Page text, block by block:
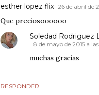
esther lopez flix 26 de abril de
Que preciosoooooo
RESPONDER
Soledad Rodriguez
8 de mayo de 2015 a
muchas gracias